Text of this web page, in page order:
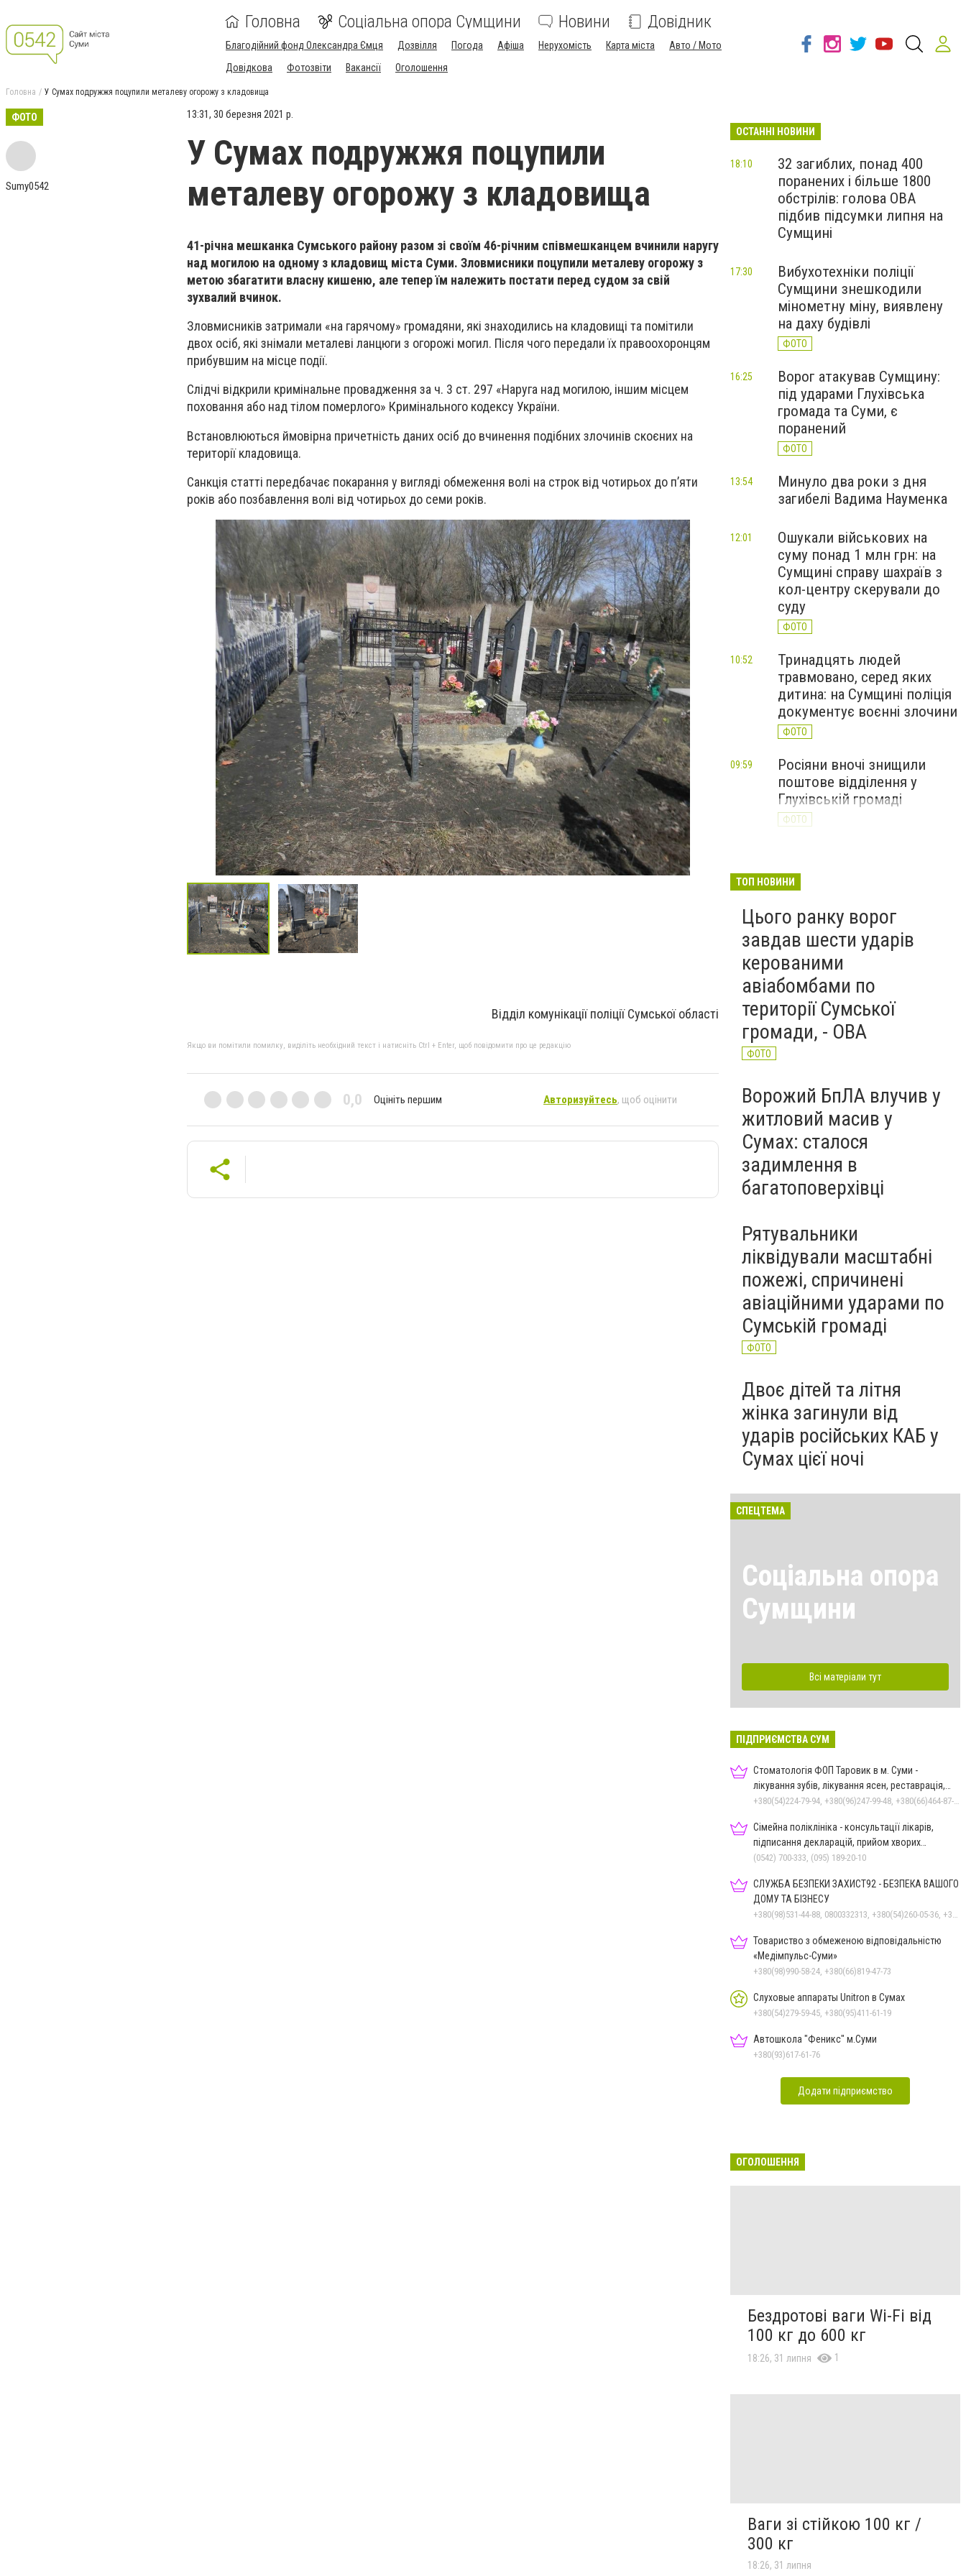
Головна Соціальна опора Сумщини Новини Довідник
Благодійний фонд Олександра Ємця Дозвілля Погода Афіша Нерухомість Карта міста
Авто / Мото
Довідкова
Фотозвіти Вакансії Оголошення
Головна У Сумах подружжя поцупили металеву огорожу з кладовища
ФОТО
Sumy0542
13:31, 30 березня 2021 р.
У Сумах подружжя поцупили
металеву огорожу з кладовища
41-річна мешканка Сумського району разом зі своїм 46-річним співмешканцем вчинили наругу
над могилою на одному з кладовищ міста Суми. Зловмисники поцупили металеву огорожу з
метою збагатити власну кишеню, але тепер їм належить постати перед судом за свій
зухвалий вчинок.
Зловмисників затримали «на гарячому» громадяни, які знаходились на кладовищі та помітили
двох осіб, які знімали металеві ланцюги з огорожі могил. Після чого передали їх правоохоронцям
прибувшим на місце події.
Слідчі відкрили кримінальне провадження за ч. 3 ст. 297 «Наруга над могилою, іншим місцем
поховання або над тілом померлого» Кримінального кодексу України.
Встановлюються ймовірна причетність даних осіб до вчинення подібних злочинів скоєних на
території кладовища.
Санкція статті передбачає покарання у вигляді обмеження волі на строк від чотирьох до п’яти
років або позбавлення волі від чотирьох до семи років.
Відділ комунікації поліції Сумської області
Якщо ви помітили помилку, виділіть необхідний текст і натисніть Ctrl + Enter, щоб повідомити про це редакцію
0,0 Оцініть першим Авторизуйтесь, щоб оцінити
ОСТАННІ НОВИНИ
32 загиблих, понад 400
поранених і більше 1800
обстрілів: голова ОВА
підбив підсумки липня на
Сумщині
18:10
Вибухотехніки поліції
Сумщини знешкодили
мінометну міну, виявлену
на даху будівлі
ФОТО
17:30
Ворог атакував Сумщину:
під ударами Глухівська
громада та Суми, є
поранений
ФОТО
16:25
Минуло два роки з дня
загибелі Вадима Науменка
13:54
Ошукали військових на
суму понад 1 млн грн: на
Сумщині справу шахраїв з
кол-центру скерували до
суду
ФОТО
12:01
Тринадцять людей
травмовано, серед яких
дитина: на Сумщині поліція
документує воєнні злочини
ФОТО
10:52
Росіяни вночі знищили
поштове відділення у
Глухівській громаді
ФОТО
09:59
ринок на Сумщині: 10
поранених, двоє — у
ФОТО
ТОП НОВИНИ
Цього ранку ворог
завдав шести ударів
керованими
авіабомбами по
території Сумської
громади, - ОВА
ФОТО
Ворожий БпЛА влучив у
житловий масив у
Сумах: сталося
задимлення в
багатоповерхівці
Рятувальники
ліквідували масштабні
пожежі, спричинені
авіаційними ударами по
Сумській громаді
ФОТО
Двоє дітей та літня
жінка загинули від
ударів російських КАБ у
Сумах цієї ночі
СПЕЦТЕМА
Соціальна опора
Сумщини
Всі матеріали тут
ПІДПРИЄМСТВА СУМ
Стоматологія ФОП Таровик в м. Суми -
лікування зубів, лікування ясен, реставрація,
протезування
Сімейна поліклініка - консультації лікарів,
підписання декларацій, прийом хворих
дорослих та дітей
(0542) 700-333, (095) 189-20-10
СЛУЖБА БЕЗПЕКИ ЗАХИСТ92 - БЕЗПЕКА ВАШОГО
ДОМУ ТА БІЗНЕСУ
Товариство з обмеженою відповідальністю
«Медімпульс-Суми»
+380(98)990-58-24, +380(66)819-47-73
Слуховые аппараты Unitron в Сумах
+380(54)279-59-45, +380(95)411-61-19
Автошкола "Феникс" м.Суми
+380(93)617-61-76
Додати підприємство
ОГОЛОШЕННЯ
Бездротові ваги Wi-Fi від
100 кг до 600 кг
18:26, 31 липня 1
Ваги зі стійкою 100 кг /
300 кг
18:26, 31 липня